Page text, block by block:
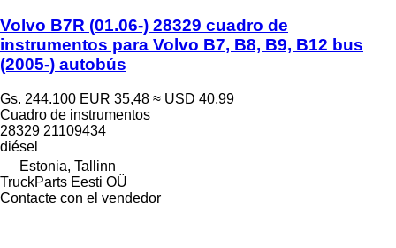
Volvo B7R (01.06-) 28329 cuadro de
instrumentos para Volvo B7, B8, B9, B12 bus
(2005-) autobús
Gs. 244.100 EUR 35,48 ≈ USD 40,99
Cuadro de instrumentos
28329 21109434
diésel
Estonia, Tallinn
TruckParts Eesti OÜ
Contacte con el vendedor